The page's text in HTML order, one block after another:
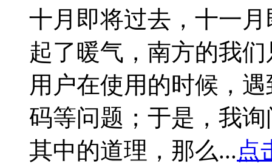
十月即将过去，十一
起了暖气，南方的我
用户在使用的时候，
码等问题；于是，我
其中的道理，那么...点